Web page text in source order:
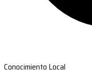
Conocimiento Local